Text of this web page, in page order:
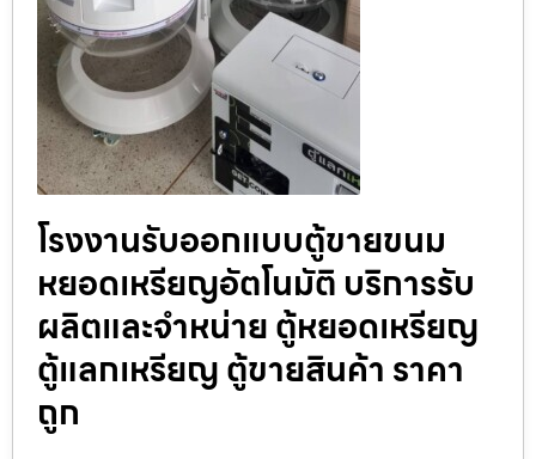
โรงงานรับออกแบบตู้ขายขนม
หยอดเหรียญ​​อัตโนมัติ บริการรับ
ผลิตและจำหน่าย ตู้หยอดเหรียญ
ตู้แลกเหรียญ ตู้ขายสินค้า ราคา
ถูก